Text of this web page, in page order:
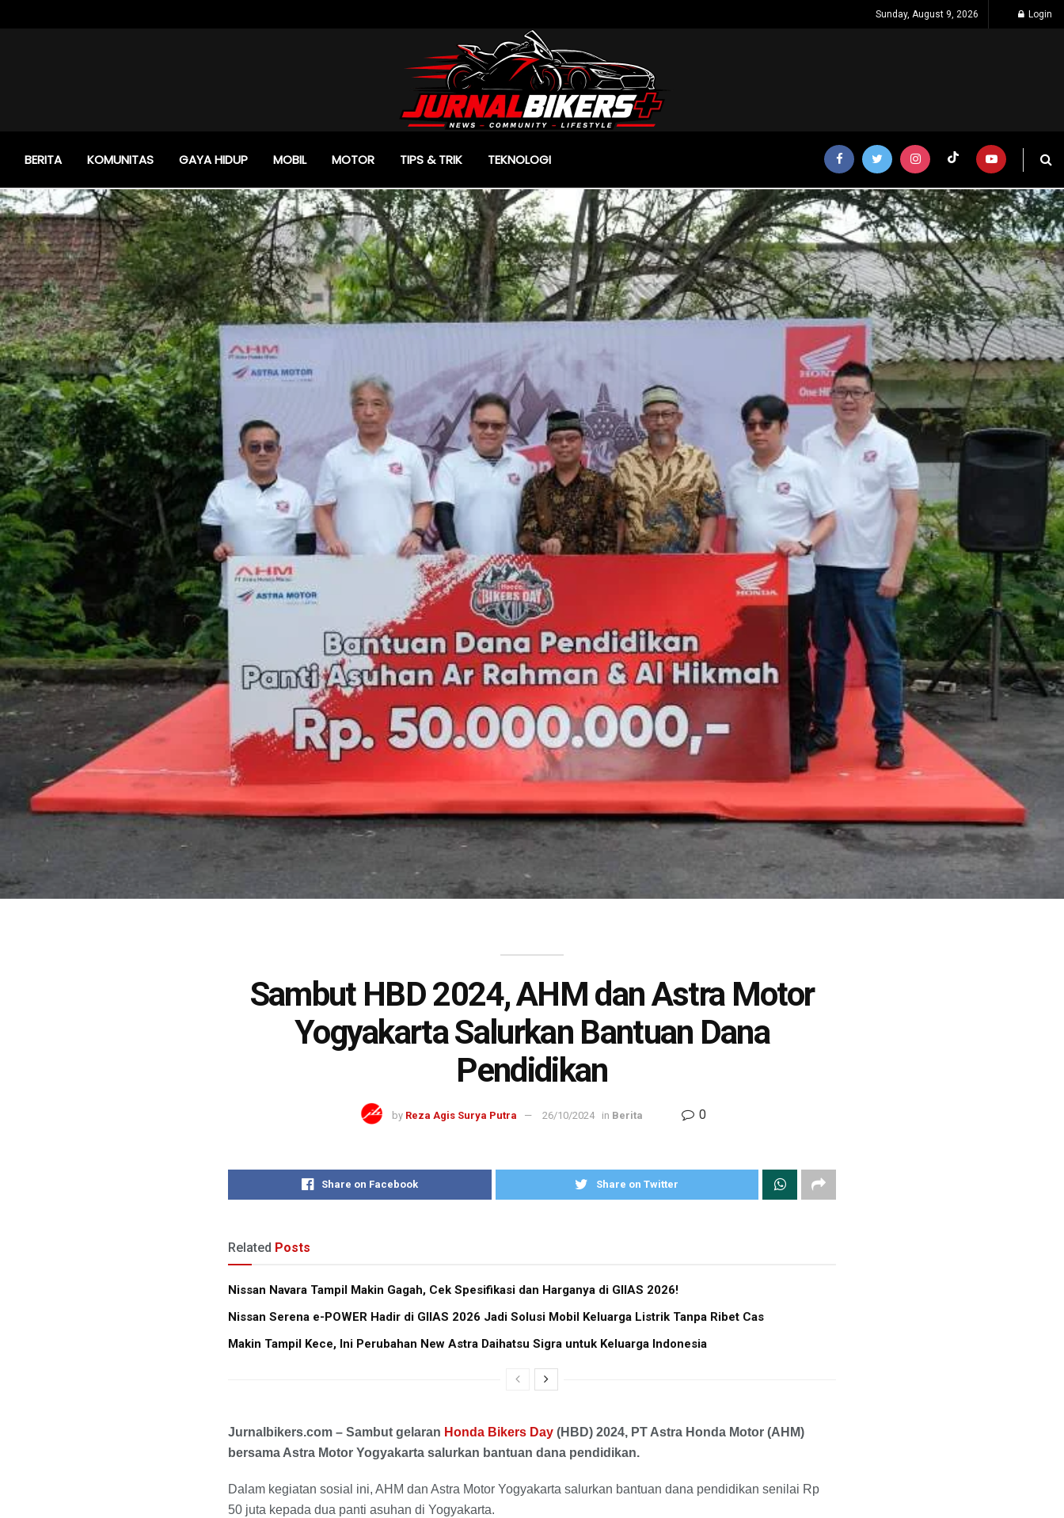
Sunday, August 9, 2026 Login
BERITA KOMUNITAS GAYA HIDUP MOBIL MOTOR TIPS & TRIK TEKNOLOGI
Sambut HBD 2024, AHM dan Astra Motor
Yogyakarta Salurkan Bantuan Dana
Pendidikan
by Reza Agis Surya Putra 26/10/2024 in Berita 0
Share on Facebook Share on Twitter
Related Posts
Nissan Navara Tampil Makin Gagah, Cek Spesifikasi dan Harganya di GIIAS 2026!
Nissan Serena e-POWER Hadir di GIIAS 2026 Jadi Solusi Mobil Keluarga Listrik Tanpa Ribet Cas
Makin Tampil Kece, Ini Perubahan New Astra Daihatsu Sigra untuk Keluarga Indonesia
Jurnalbikers.com – Sambut gelaran Honda Bikers Day (HBD) 2024, PT Astra Honda Motor (AHM)
bersama Astra Motor Yogyakarta salurkan bantuan dana pendidikan.
Dalam kegiatan sosial ini, AHM dan Astra Motor Yogyakarta salurkan bantuan dana pendidikan senilai Rp
50 juta kepada dua panti asuhan di Yogyakarta.